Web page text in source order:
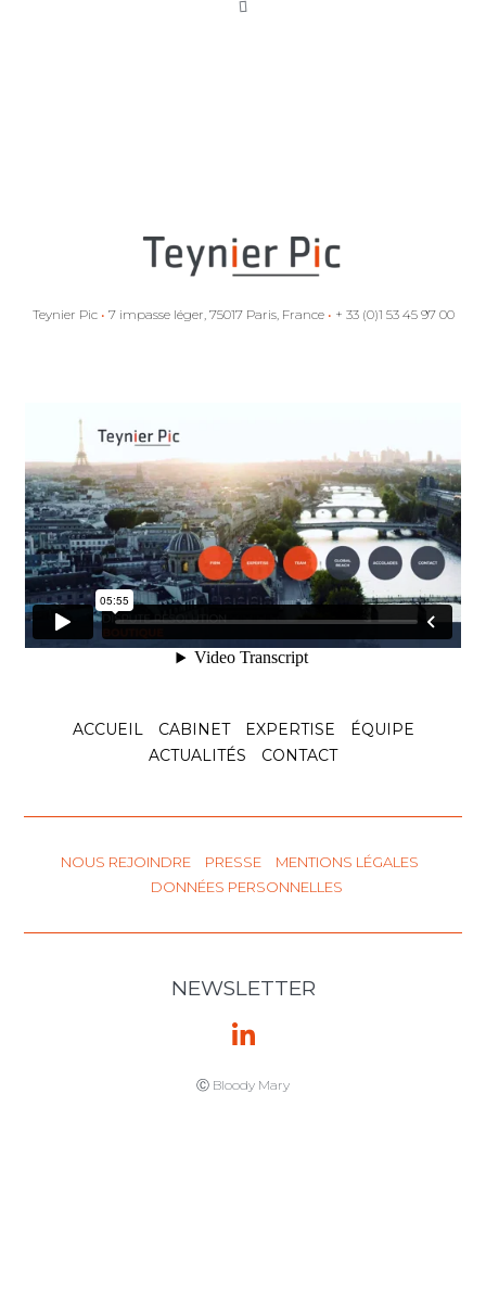
la Commission
européenne
empêcher
l’exécution de la
sentence Antin
c. Espagne
Voir l'article
Arbitrage
d’investissement
intra-UE : deux